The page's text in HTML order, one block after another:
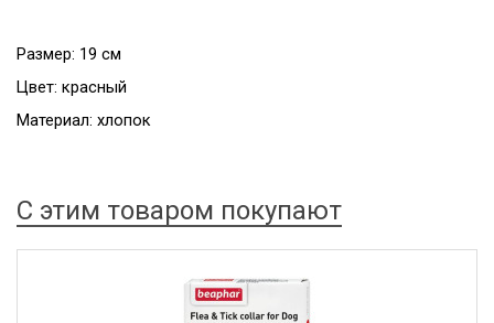
Размер: 19 см
Цвет: красный
Материал: хлопок
С этим товаром покупают